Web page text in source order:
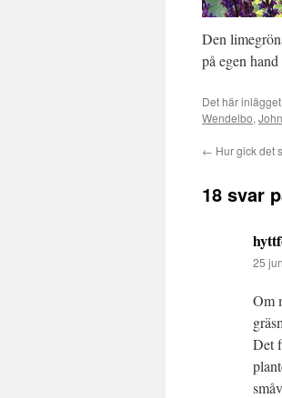
Den
på egen hand
Det här
Wendelbo,
← Hur gick det
18 svar
25
Om
Det